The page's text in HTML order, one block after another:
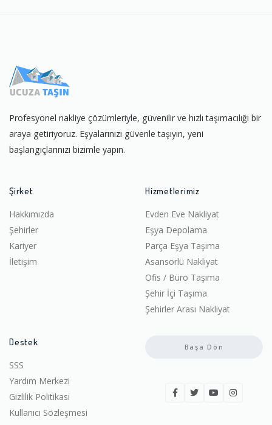
Profesyonel nakliye çözümleriyle, güvenilir ve hızlı taşımacılığı bir
araya getiriyoruz. Eşyalarınızı güvenle taşıyın, yeni
başlangıçlarınızı bizimle yapın.
Şirket
Hakkımızda
Şehirler
Kariyer
İletişim
Hizmetlerimiz
Evden Eve Nakliyat
Eşya Depolama
Parça Eşya Taşıma
Asansörlü Nakliyat
Ofis / Büro Taşıma
Şehir İçi Taşıma
Şehirler Arası Nakliyat
Destek
SSS
Yardım Merkezi
Gizlilik Politikası
Kullanıcı Sözleşmesi
Başa Dön